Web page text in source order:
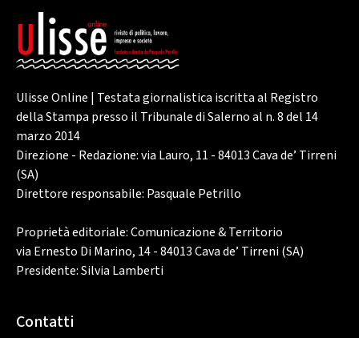
Ulisse Online | Testata giornalistica iscritta al Registro
della Stampa presso il Tribunale di Salerno al n. 8 del 14
marzo 2014
Direzione - Redazione: via Lauro, 11 - 84013 Cava de’ Tirreni
(SA)
Direttore responsabile: Pasquale Petrillo
Proprietà editoriale: Comunicazione & Territorio
via Ernesto Di Marino, 14 - 84013 Cava de’ Tirreni (SA)
Presidente: Silvia Lamberti
Contatti